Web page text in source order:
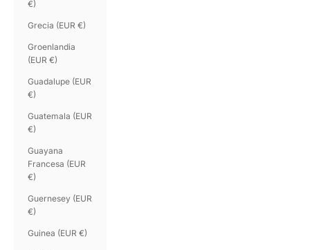
€)
Grecia (EUR €)
Groenlandia
(EUR €)
Guadalupe (EUR
€)
Guatemala (EUR
€)
Guayana
Francesa (EUR
€)
Guernesey (EUR
€)
Guinea (EUR €)